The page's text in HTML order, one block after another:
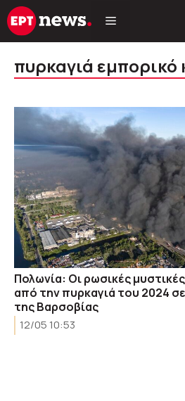
Μετάβαση
σε
πυρκαγιά εμπορικό
Πολωνία: Οι ρωσικές
από την πυρκαγιά του 2024
της Βαρσοβίας
12/05 10:53